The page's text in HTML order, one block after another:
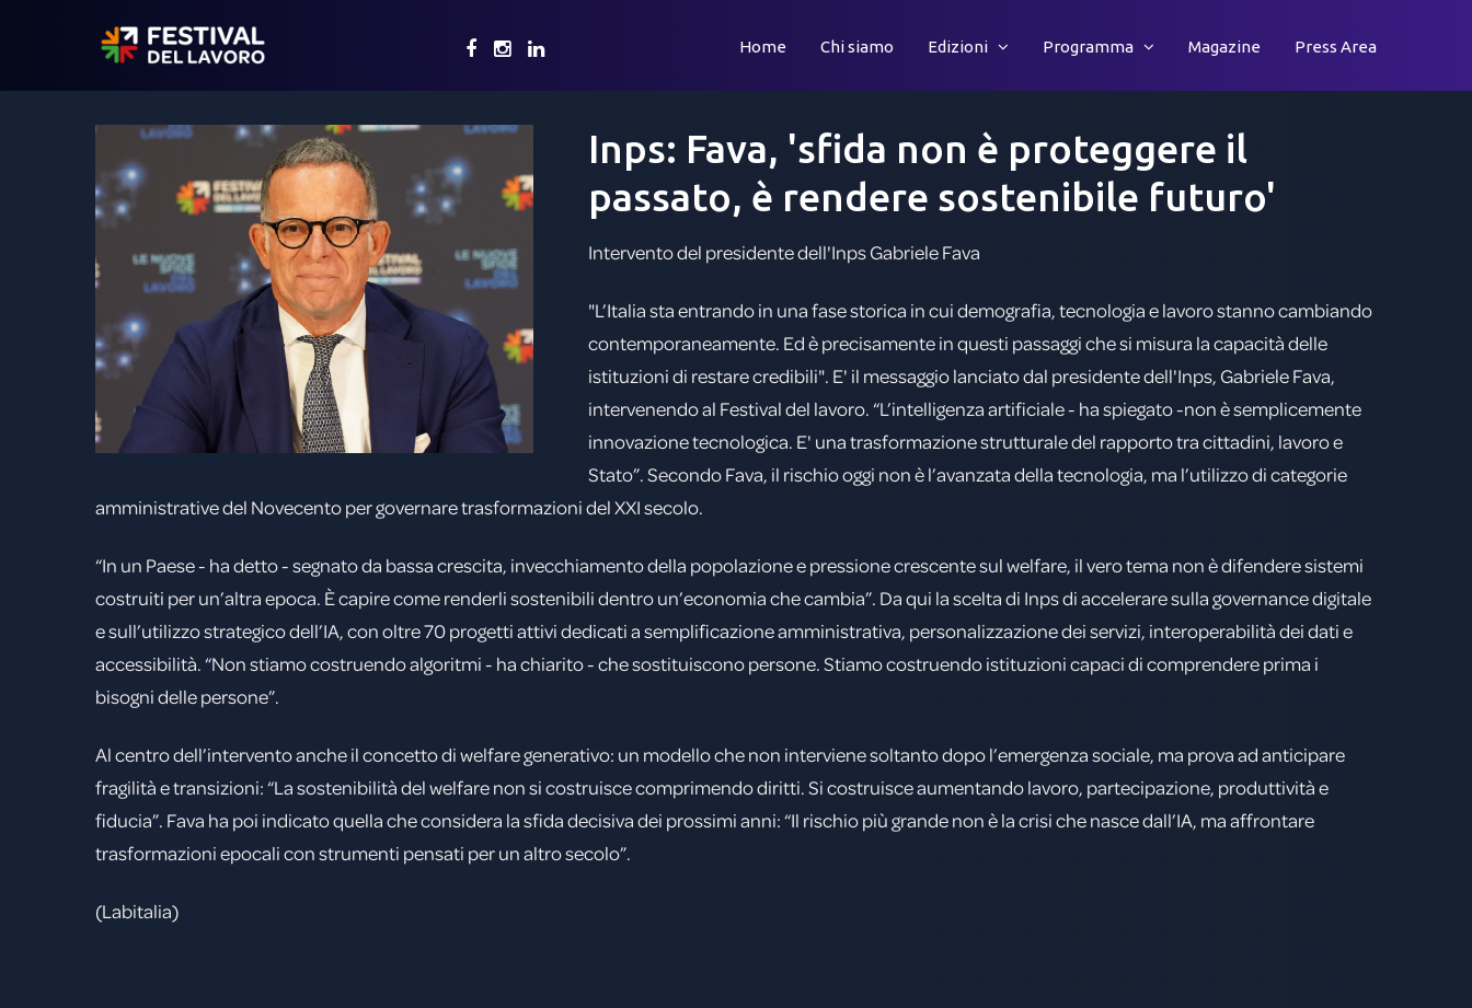
Home Chi siamo Edizioni Programma Magazine Press Area
Inps: Fava, 'sfida non è proteggere il
passato, è rendere sostenibile futuro'
Intervento del presidente dell'Inps Gabriele Fava
"L’Italia sta entrando in una fase storica in cui demografia, tecnologia e lavoro stanno cambiando
contemporaneamente. Ed è precisamente in questi passaggi che si misura la capacità delle
istituzioni di restare credibili". E' il messaggio lanciato dal presidente dell'Inps, Gabriele Fava,
intervenendo al Festival del lavoro. “L’intelligenza artificiale - ha spiegato -non è semplicemente
innovazione tecnologica. E' una trasformazione strutturale del rapporto tra cittadini, lavoro e
Stato”. Secondo Fava, il rischio oggi non è l’avanzata della tecnologia, ma l’utilizzo di categorie
amministrative del Novecento per governare trasformazioni del XXI secolo.
“In un Paese - ha detto - segnato da bassa crescita, invecchiamento della popolazione e pressione crescente sul welfare, il vero tema non è difendere sistemi
costruiti per un’altra epoca. È capire come renderli sostenibili dentro un’economia che cambia”. Da qui la scelta di Inps di accelerare sulla governance digitale
e sull’utilizzo strategico dell’IA, con oltre 70 progetti attivi dedicati a semplificazione amministrativa, personalizzazione dei servizi, interoperabilità dei dati e
accessibilità. “Non stiamo costruendo algoritmi - ha chiarito - che sostituiscono persone. Stiamo costruendo istituzioni capaci di comprendere prima i
bisogni delle persone”.
Al centro dell’intervento anche il concetto di welfare generativo: un modello che non interviene soltanto dopo l’emergenza sociale, ma prova ad anticipare
fragilità e transizioni: “La sostenibilità del welfare non si costruisce comprimendo diritti. Si costruisce aumentando lavoro, partecipazione, produttività e
fiducia”. Fava ha poi indicato quella che considera la sfida decisiva dei prossimi anni: “Il rischio più grande non è la crisi che nasce dall’IA, ma affrontare
trasformazioni epocali con strumenti pensati per un altro secolo”.
(Labitalia)